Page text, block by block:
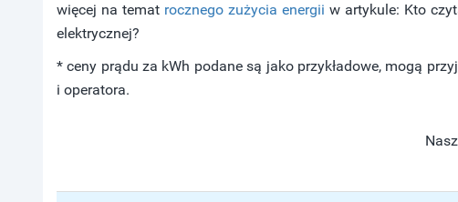
więcej na temat rocznego zużycia energii w artykule: Kto
elektrycznej?
* ceny prądu za kWh podane są jako przykładowe, mogą
i operatora.